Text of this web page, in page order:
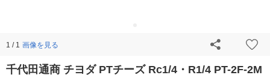
1 / 1 画像を見る
千代田通商 チヨダ PTチーズ Rc1/4・R1/4 PT-2F-2M